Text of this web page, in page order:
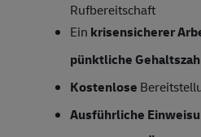
Rufbereitschaft
Ein krisensicherer
pünktliche
Kostenlose
Ausführliche